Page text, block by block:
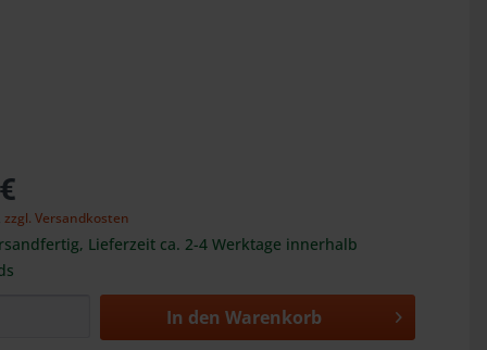
zzgl. Versandkosten
Lieferzeit ca. 2-4 Werktage innerhalb
In den Warenkorb